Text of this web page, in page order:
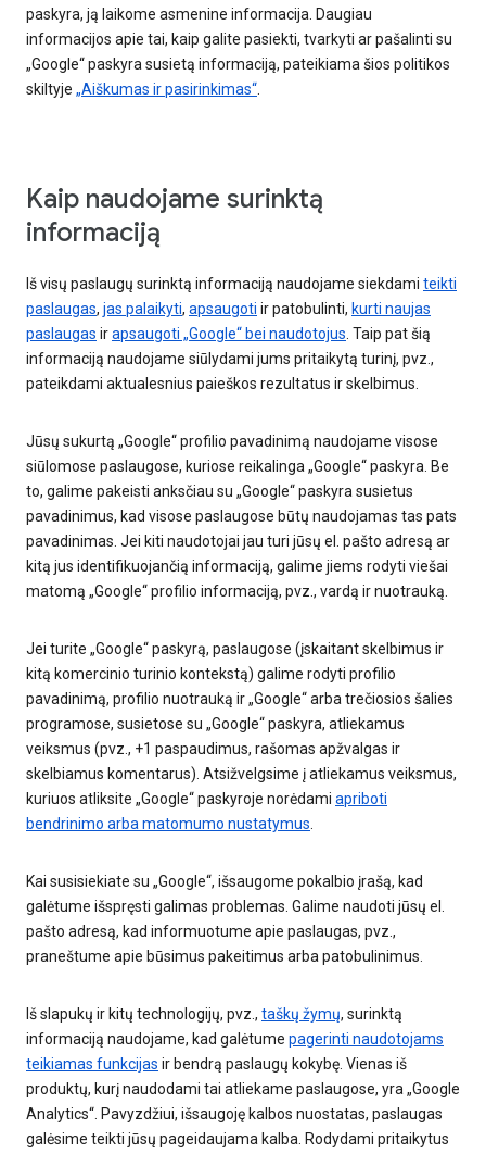
paskyra, ją laikome asmenine informacija. Daugiau
informacijos apie tai, kaip galite pasiekti, tvarkyti ar pašalinti su
„Google“ paskyra susietą informaciją, pateikiama šios politikos
skiltyje „Aiškumas ir pasirinkimas“.
Kaip naudojame surinktą
informaciją
Iš visų paslaugų surinktą informaciją naudojame siekdami teikti
paslaugas, jas palaikyti, apsaugoti ir patobulinti, kurti naujas
paslaugas irapsaugoti „Google“ bei naudotojus. Taip pat šią
informaciją naudojame siūlydami jums pritaikytą turinį, pvz.,
pateikdami aktualesnius paieškos rezultatus ir skelbimus.
Jūsų sukurtą „Google“ profilio pavadinimą naudojame visose
siūlomose paslaugose, kuriose reikalinga „Google“ paskyra. Be
to, galime pakeisti anksčiau su „Google“ paskyra susietus
pavadinimus, kad visose paslaugose būtų naudojamas tas pats
pavadinimas. Jei kiti naudotojai jau turi jūsų el. pašto adresą ar
kitą jus identifikuojančią informaciją, galime jiems rodyti viešai
matomą „Google“ profilio informaciją, pvz., vardą ir nuotrauką.
Jei turite „Google“ paskyrą, paslaugose (įskaitant skelbimus ir
kitą komercinio turinio kontekstą) galime rodyti profilio
pavadinimą, profilio nuotrauką ir „Google“ arba trečiosios šalies
programose, susietose su „Google“ paskyra, atliekamus
veiksmus (pvz., +1 paspaudimus, rašomas apžvalgas ir
skelbiamus komentarus). Atsižvelgsime į atliekamus veiksmus,
kuriuos atliksite „Google“ paskyroje norėdami apriboti
bendrinimo arba matomumo nustatymus.
Kai susisiekiate su „Google“, išsaugome pokalbio įrašą, kad
galėtume išspręsti galimas problemas. Galime naudoti jūsų el.
pašto adresą, kad informuotume apie paslaugas, pvz.,
praneštume apie būsimus pakeitimus arba patobulinimus.
Iš slapukų ir kitų technologijų, pvz., taškų žymų, surinktą
informaciją naudojame, kad galėtume pagerinti naudotojams
teikiamas funkcijas ir bendrą paslaugų kokybę. Vienas iš
produktų, kurį naudodami tai atliekame paslaugose, yra „Google
Analytics“. Pavyzdžiui, išsaugoję kalbos nuostatas, paslaugas
galėsime teikti jūsų pageidaujama kalba. Rodydami pritaikytus